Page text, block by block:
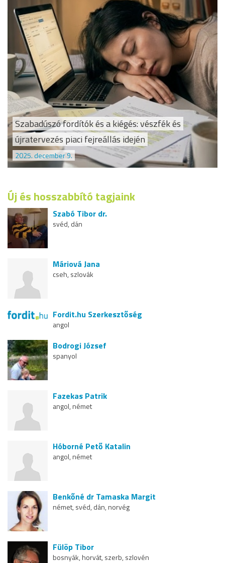
Szabadúszó fordítók és a kiégés: vészfék és
újratervezés piaci fejreállás idején
2025. december 9.
Új és hosszabbító tagjaink
Szabó Tibor dr.
svéd, dán
Máriová Jana
cseh, szlovák
Fordit.hu Szerkesztőség
angol
Bodrogi József
spanyol
Fazekas Patrik
angol, német
Hóborné Pető Katalin
angol, német
Benkőné dr Tamaska Margit
német, svéd, dán, norvég
Fülöp Tibor
bosnyák, horvát, szerb, szlovén